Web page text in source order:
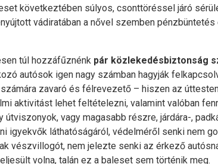
következtében súlyos, csonttöréssel járó
vádiratában a nővel szemben
túl hozzáfűznénk pár közlekedésbiztonság
autósok igen nagy számban hagyják
zavaró és félrevezető – hiszen az
aktivitást lehet feltételezni, valamint valóban
vagy magasabb részre, járdára-,
igyekvők láthatóságáról, védelméről senki nem
vészvillogót, nem jelezte senki az érkező
volna, talán ez a baleset sem történik meg.